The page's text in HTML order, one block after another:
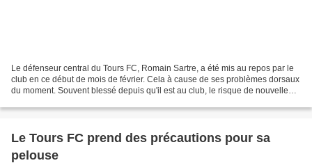
Le défenseur central du Tours FC, Romain Sartre, a été mis au repos par le
club en ce début de mois de février. Cela à cause de ses problèmes dorsaux
du moment. Souvent blessé depuis qu'il est au club, le risque de nouvelle
Le Tours FC prend des précautions pour sa
pelouse